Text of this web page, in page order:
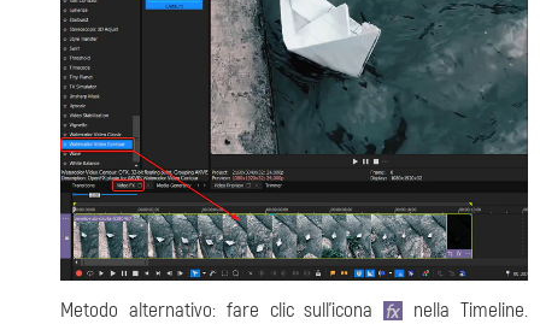
Metodo alternativo: fare clic sull'icona
nella Timeline.